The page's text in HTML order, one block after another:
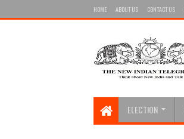
HOME ABOUT US CONTACT US
ELECTION